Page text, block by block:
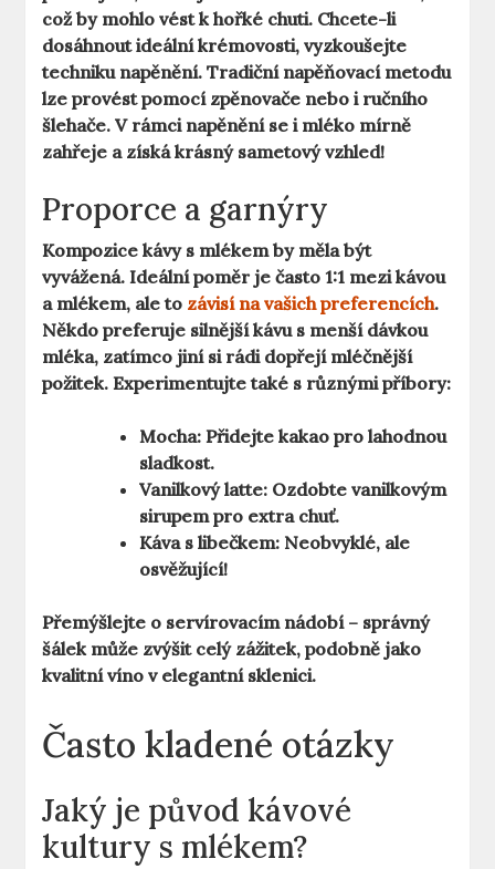
což by mohlo vést k hořké chuti. Chcete-li
dosáhnout ideální krémovosti, vyzkoušejte
techniku napěnění. Tradiční napěňovací metodu
lze provést pomocí zpěnovače nebo i ručního
šlehače. V rámci napěnění se i mléko mírně
zahřeje a získá krásný sametový vzhled!
Proporce a garnýry
Kompozice kávy s mlékem by měla být
vyvážená. Ideální poměr je často 1:1 mezi kávou
a mlékem, ale to závisí na vašich preferencích.
Někdo preferuje silnější kávu s menší dávkou
mléka, zatímco jiní si rádi dopřejí mléčnější
požitek. Experimentujte také s různými příbory:
Mocha: Přidejte kakao pro lahodnou
sladkost.
Vanilkový latte: Ozdobte vanilkovým
sirupem pro extra chuť.
Káva s libečkem: Neobvyklé, ale
osvěžující!
Přemýšlejte o servírovacím nádobí – správný
šálek může zvýšit celý zážitek, podobně jako
kvalitní víno v elegantní sklenici.
Často kladené otázky
Jaký je původ kávové
kultury s mlékem?